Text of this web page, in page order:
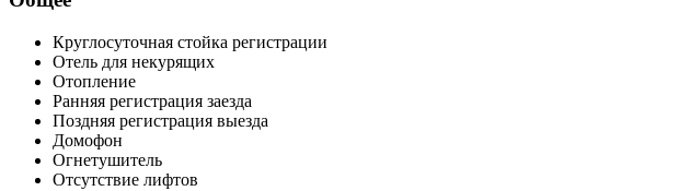
Круглосуточная стойка регистрации
Отель для некурящих
Отопление
Ранняя регистрация заезда
Поздняя регистрация выезда
Домофон
Огнетушитель
Отсутствие лифтов